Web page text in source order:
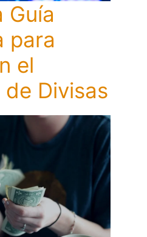
Guía
para
el
Divisas